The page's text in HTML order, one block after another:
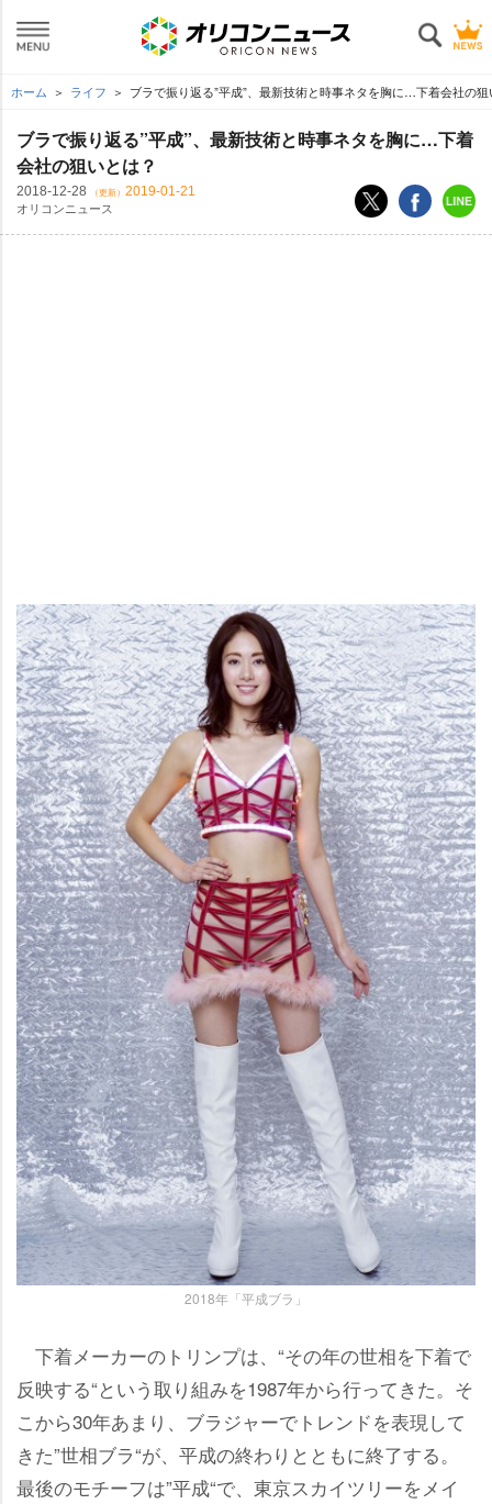
ホーム ライフ ブラで振り返る”平成”、最新技術と時事ネタを胸に…下着会社の
ブラで振り返る”平成”、最新技術と時事ネタを胸に…下着
会社の狙いとは？
2018-12-28 （更新） 2019-01-21
オリコンニュース
2018年「平成ブラ」
下着メーカーのトリンプは、“その年の世相を下着で
反映する“という取り組みを1987年から行ってきた。そ
こから30年あまり、ブラジャーでトレンドを表現して
きた”世相ブラ“が、平成の終わりとともに終了する。
最後のモチーフは”平成“で、東京スカイツリーをメイ